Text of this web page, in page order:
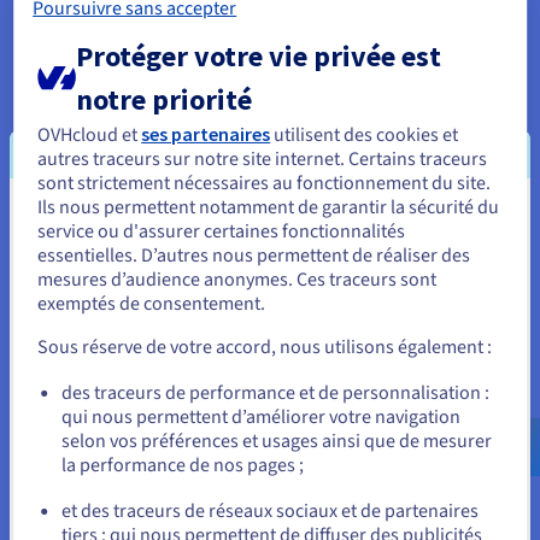
Sans une gestion appropriée, cela peut entraîner des budgets
incontrôlés et créer de nouveaux goulets d'étranglement en
matière de performance.
De plus, de nombreuses organisations souffrent d'outils
fragmentés et de silos de données. Utiliser plusieurs outils
disparates pour les journaux, les métriques et les traces crée
une vue déconnectée, rendant difficile la corrélation des
données et la recherche d'une cause profonde.
Cette surcharge de données conduit souvent à des "tempêtes
d'alerte" et à la fatigue, où les équipes sont inondées de tant
d'alertes à faible contexte qu'elles commencent à les ignorer,
manquant les signaux critiques d'une panne imminente. Il ne
suffit pas de collecter des données de télémétrie ; le véritable
défi réside dans le fait de donner un sens à tout cela en temps
réel.
Meilleures Pratiques pour Mettre
Vous semblez être localisé en États-
Unis.
Pour commander, rendez-vous sur le site de votre pays (États-
Allez sur le site États-Unis
us.ovhcloud.com/
Anglais USD - $
ou
Poursuivre sans accepter
Protéger votre vie privée est
notre priorité
OVHcloud etses partenaires utilisent des cookies et
autres traceurs sur notre site internet. Certains traceurs
sont strictement nécessaires au fonctionnement du site.
Ils nous permettent notamment de garantir la sécurité du
service ou d'assurer certaines fonctionnalités
essentielles. D’autres nous permettent de réaliser des
mesures d’audience anonymes. Ces traceurs sont
exemptés de consentement.
Sous réserve de votre accord, nous utilisons également :
des traceurs de performance et de personnalisation :
qui nous permettent d’améliorer votre navigation
selon vos préférences et usages ainsi que de mesurer
la performance de nos pages ;
et des traceurs de réseaux sociaux et de partenaires
tiers : qui nous permettent de diffuser des publicités